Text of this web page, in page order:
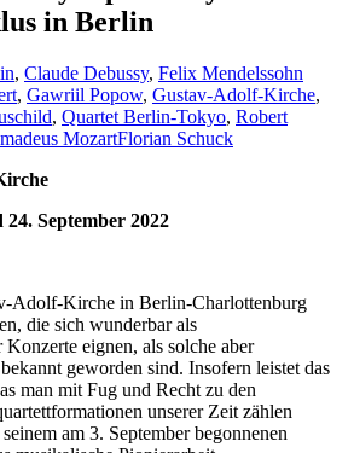
in Berlin
, Claude Debussy, Felix Mendelssohn
, Gawriil Popow, Gustav-Adolf-Kirche,
, Quartet Berlin-Tokyo, Robert
MozartFlorian Schuck
24. September 2022
Adolf-Kirche in Berlin-Charlottenburg
die sich wunderbar als
Konzerte eignen, als solche aber
geworden sind. Insofern leistet das
man mit Fug und Recht zu den
unserer Zeit zählen
am 3. September begonnenen